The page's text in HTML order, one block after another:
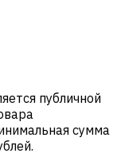
публичной
сумма